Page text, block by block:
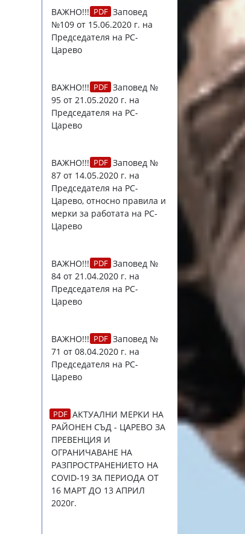
ВАЖНО!!!
Заповед
№109 от 15.06.2020 г. на
Председателя на РС-
Царево
ВАЖНО!!!
Заповед №
95 от 21.05.2020 г. на
Председателя на РС-
Царево
ВАЖНО!!!
Заповед №
87 от 14.05.2020 г. на
Председателя на РС-
Царево, относно правила и
мерки за работата на РС-
Царево
ВАЖНО!!!
Заповед №
84 от 21.04.2020 г. на
Председателя на РС-
Царево
ВАЖНО!!!
Заповед №
71 от 08.04.2020 г. на
Председателя на РС-
Царево
АКТУАЛНИ МЕРКИ НА
РАЙОНЕН СЪД - ЦАРЕВО ЗА
ПРЕВЕНЦИЯ И
ОГРАНИЧАВАНЕ НА
РАЗПРОСТРАНЕНИЕТО НА
COVID-19 ЗА ПЕРИОДА ОТ
16 МАРТ ДО 13 АПРИЛ
2020г.